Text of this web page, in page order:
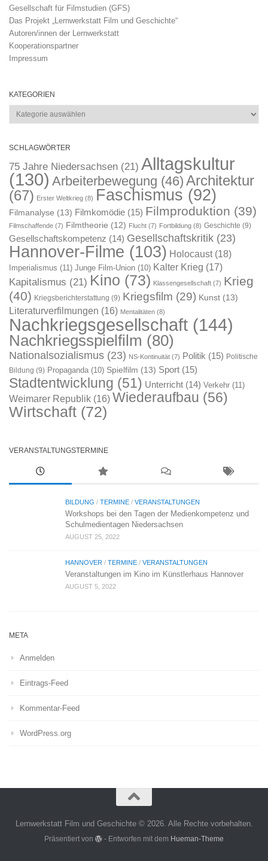
Gesellschaft für Filmstudien (GFS)
Das Projekt „Lernwerkstatt Film und Geschichte“
Autoren/innen der Lernwerkstatt
Kooperationspartner
Impressum
KATEGORIEN
Kategorien
SCHLAGWÖRTER
75 Jahre Niedersachsen (21) Alltagskultur
(130) Arbeiterbewegung (46) Architektur
(67) Erster Weltkrieg (8) Faschismus (92)
Filmanalyse (13) Filmkomödie (15) Filmproduktion (39)
Filmschaffende (7) Filmtheorie (12) Flucht (7) Fortbildung (8) Geschichte (9)
Gesellschaftskompetenz (14) Gesellschaftskritik (23)
Hannover-Filme (103) Holocaust(18)
Imperialismus (11) Junge Film-Union (10) Kalter Krieg (17)
Kapitalismus (21) Kino (73) Klassengesellschaft (7) Krieg
(40) Kriegsberichterstattung (9) Kriegsfilm (29) Kunst (13)
Literaturverfilmungen (16) Mentalitäten (8)
Nachkriegsgesellschaft (144)
Nachkriegsspielfilm (80)
Nationalsozialismus (23) NS-Kontinuität (7) Politik (15) Politische
Bildung (9) Propaganda (10) Spielfilm (13) Sport (15)
Stadtentwicklung (51) Unterricht (14) Verkehr (11)
Weimarer Republik (16) Wiederaufbau (56)
Wirtschaft (72)
VERANSTALTUNGSTERMINE
BILDUNG / TERMINE / VERANSTALTUNGEN
Workshops bei den Tagen der Medienkompetenz und
Schulmedientagen Niedersachsen
AUGUST 25, 2022
HANNOVER / TERMINE / VERANSTALTUNGEN
Veranstaltungen im Kino im Künstlerhaus Hannover
AUGUST 5, 2022
META
Anmelden
Eintrags-Feed
Kommentar-Feed
WordPress.org
Lernwerkstatt Film und Geschichte © 2026. Alle Rechte vorbehalten.
Präsentiert von - Entworfen mit dem Hueman-Theme